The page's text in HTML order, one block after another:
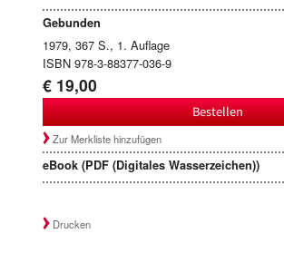
Gebunden
1979, 367 S., 1. Auflage
ISBN 978-3-88377-036-9
€ 19,00
Bestellen
Zur Merkliste hinzufügen
eBook (PDF (Digitales Wasserzeichen))
Drucken